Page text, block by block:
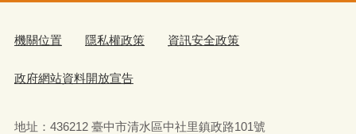
機關位置 隱私權政策 資訊安全政策
政府網站資料開放宣告
地址：436212 臺中市清水區中社里鎮政路101號